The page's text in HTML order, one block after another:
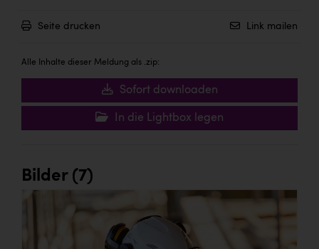
Seite drucken Link mailen
Alle Inhalte dieser Meldung als .zip:
Sofort downloaden
In die Lightbox legen
Bilder (7)